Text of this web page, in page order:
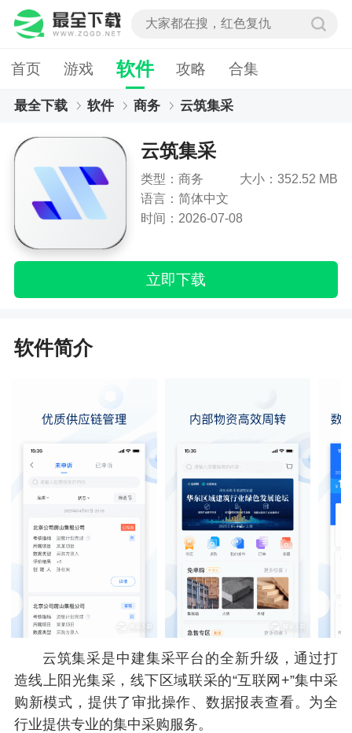
首页 游戏 软件 攻略 合集
最全下载 软件 商务 云筑集采
云筑集采
类型：商务
大小：352.52 MB
语言：简体中文
时间：2026-07-08
立即下载
软件简介
云筑集采是中建集采平台的全新升级，通过打
造线上阳光集采，线下区域联采的“互联网+”集中采
购新模式，提供了审批操作、数据报表查看。为全
行业提供专业的集中采购服务。